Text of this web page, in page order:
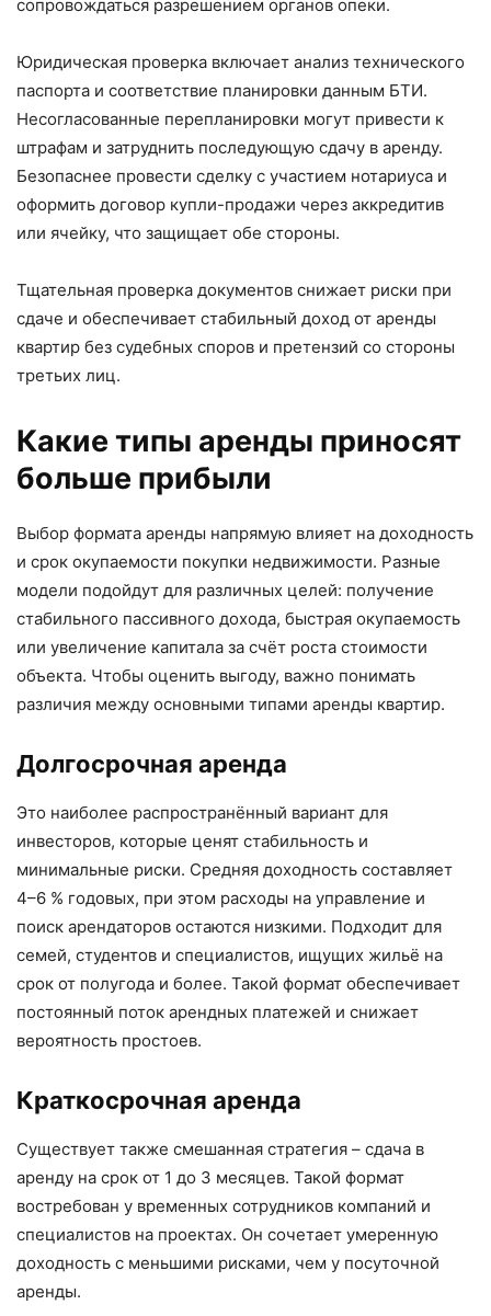
сопровождаться разрешением органов опеки.
Юридическая проверка включает анализ технического
паспорта и соответствие планировки данным БТИ.
Несогласованные перепланировки могут привести к
штрафам и затруднить последующую сдачу в аренду.
Безопаснее провести сделку с участием нотариуса и
оформить договор купли-продажи через аккредитив
или ячейку, что защищает обе стороны.
Тщательная проверка документов снижает риски при
сдаче и обеспечивает стабильный доход от аренды
квартир без судебных споров и претензий со стороны
третьих лиц.
Какие типы аренды приносят
больше прибыли
Выбор формата аренды напрямую влияет на доходность
и срок окупаемости покупки недвижимости. Разные
модели подойдут для различных целей: получение
стабильного пассивного дохода, быстрая окупаемость
или увеличение капитала за счёт роста стоимости
объекта. Чтобы оценить выгоду, важно понимать
различия между основными типами аренды квартир.
Долгосрочная аренда
Это наиболее распространённый вариант для
инвесторов, которые ценят стабильность и
минимальные риски. Средняя доходность составляет
4–6 % годовых, при этом расходы на управление и
поиск арендаторов остаются низкими. Подходит для
семей, студентов и специалистов, ищущих жильё на
срок от полугода и более. Такой формат обеспечивает
постоянный поток арендных платежей и снижает
вероятность простоев.
Краткосрочная аренда
Существует также смешанная стратегия – сдача в
аренду на срок от 1 до 3 месяцев. Такой формат
востребован у временных сотрудников компаний и
специалистов на проектах. Он сочетает умеренную
доходность с меньшими рисками, чем у посуточной
аренды.